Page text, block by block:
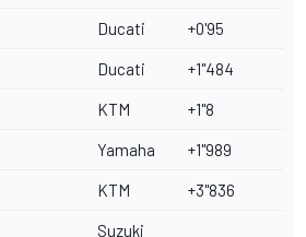
Ducati +0'95
Ducati +1''484
KTM +1''8
Yamaha +1''989
KTM +3''836
Suzuki